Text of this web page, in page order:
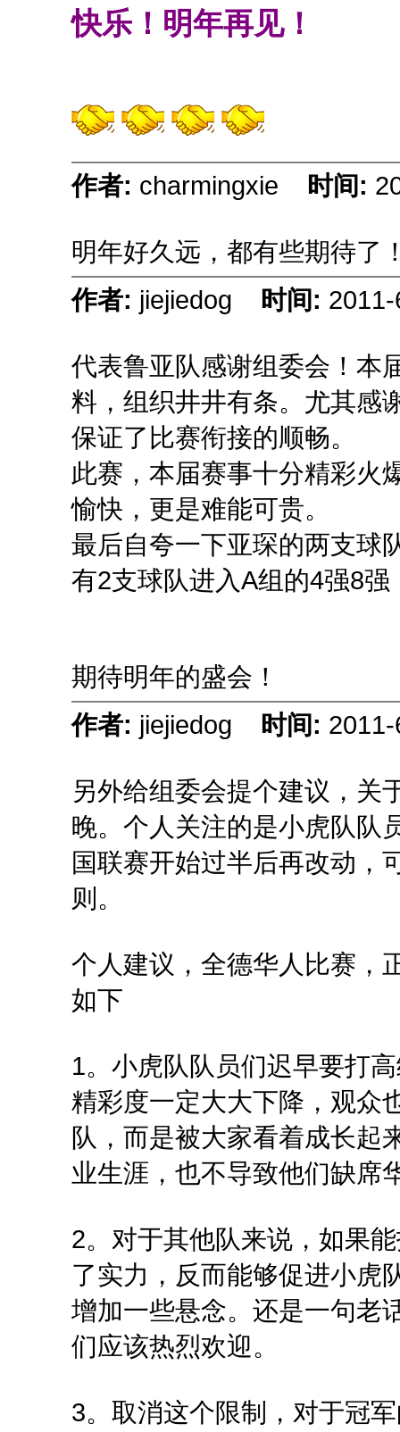
快乐！明年再见！
作者: charmingxie 时间:
明年好久远，都有些期待了
作者: jiejiedog 时间:
代表鲁亚队感谢组委会！本
料，组织井井有条。尤其感
保证了比赛衔接的顺畅。
此赛，本届赛事十分精彩火
愉快，更是难能可贵。
最后自夸一下亚琛的两支球
有2支球队进入A组的4强8
期待明年的盛会！
作者: jiejiedog 时间:
另外给组委会提个建议，关
晚。个人关注的是小虎队队
国联赛开始过半后再改动，
则。
个人建议，全德华人比赛，
如下
1。小虎队队员们迟早要打
精彩度一定大大下降，观众
队，而是被大家看着成长起
业生涯，也不导致他们缺席
2。对于其他队来说，如果
了实力，反而能够促进小虎
增加一些悬念。还是一句老
们应该热烈欢迎。
3。取消这个限制，对于冠